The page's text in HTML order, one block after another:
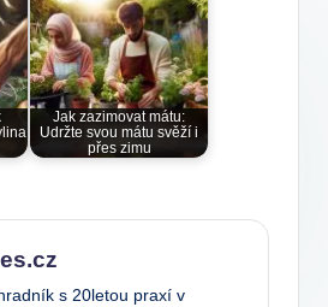
Jak zazimovat mátu:
Udržte svou mátu svěží i
přes zimu
s 20letou praxí v